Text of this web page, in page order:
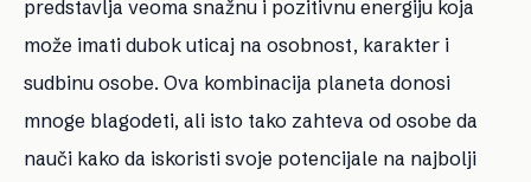
predstavlja veoma snažnu i pozitivnu energiju koja
može imati dubok uticaj na osobnost, karakter i
sudbinu osobe. Ova kombinacija planeta donosi
mnoge blagodeti, ali isto tako zahteva od osobe da
nauči kako da iskoristi svoje potencijale na najbolji